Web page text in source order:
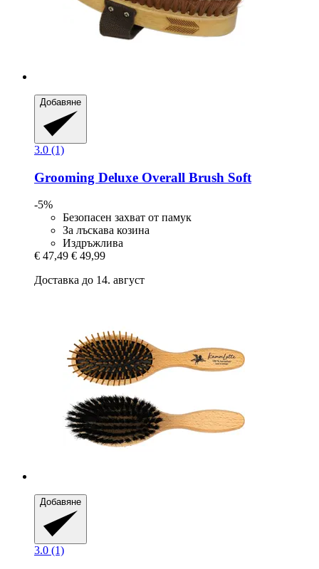
Добавяне
3.0 (1)
Grooming Deluxe Overall Brush Soft
-5%
Безопасен захват от памук
За лъскава козина
Издръжлива
€ 47,49 € 49,99
Доставка до 14. август
Добавяне
3.0 (1)